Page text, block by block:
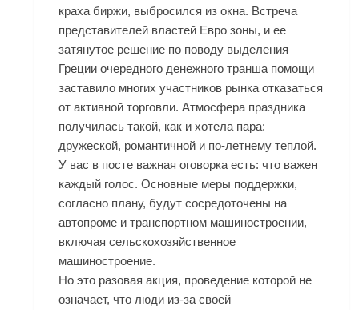
краха биржи, выбросился из окна. Встреча
представителей властей Евро зоны, и ее
затянутое решение по поводу выделения
Греции очередного денежного транша помощи
заставило многих участников рынка отказаться
от активной торговли. Атмосфера праздника
получилась такой, как и хотела пара:
дружеской, романтичной и по-летнему теплой.
У вас в посте важная оговорка есть: что важен
каждый голос. Основные меры поддержки,
согласно плану, будут сосредоточены на
автопроме и транспортном машиностроении,
включая сельскохозяйственное
машиностроение.
Но это разовая акция, проведение которой не
означает, что люди из-за своей